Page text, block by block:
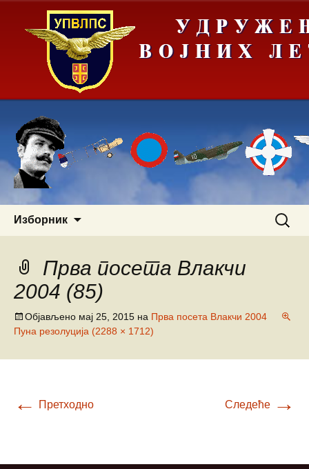
Изборник
Прва посета Влакчи
2004 (85)
Објављено мај 25, 2015 на Прва посета Влакчи 2004
Пуна резолуција (2288 × 1712)
← Претходно Следеће →